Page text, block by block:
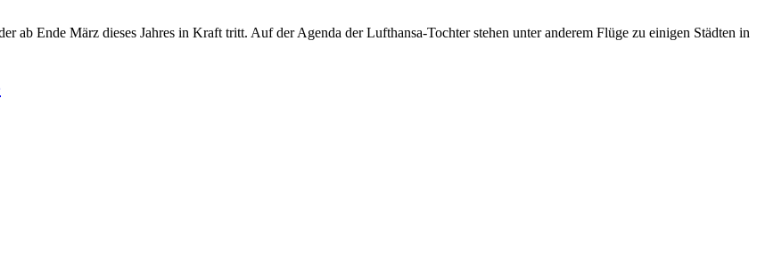
ab Ende März dieses Jahres in Kraft tritt. Auf der Agenda der Lufthansa-Tochter stehen unter anderem Flüge zu einigen Städten in